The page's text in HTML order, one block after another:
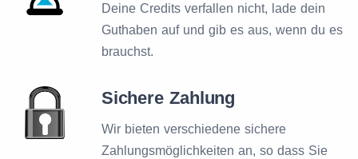
Deine Credits verfallen nicht, lade dein
Guthaben auf und gib es aus, wenn du es
brauchst.
Sichere Zahlung
Wir bieten verschiedene sichere
Zahlungsmöglichkeiten an, so dass Sie